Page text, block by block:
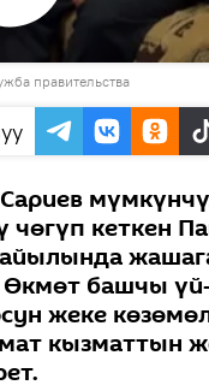
Видеону
көрсөтүү
правительства
чөгүп кеткен
Өкмөт башчы
жеке
кызматтын